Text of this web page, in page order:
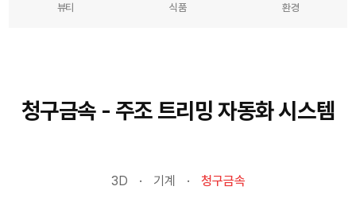
뷰티 식품 환경
청구금속 - 주조 트리밍 자동화 시스템
3D 기계 청구금속